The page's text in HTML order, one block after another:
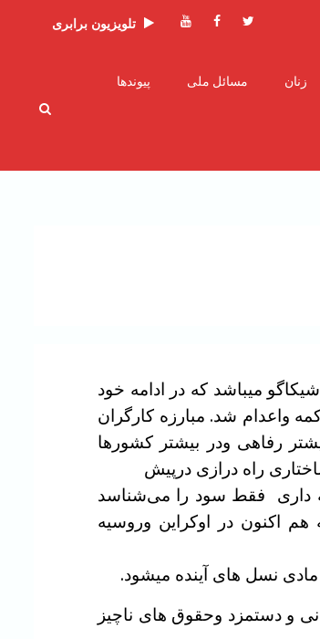
توئیترفیسبوکیوتیوب تلویزیون برابری
زنان مسائل ملی پیوندها
مه روز همبستگی جهانی کارگران و یادآور نبرد سخت وقهرمانانه کارگران آمریکا در ماه مه 1886در شیکاگو میباشد که در ادامه خود
واعدام شد. مبارزه کارگران
رفاهی ودر بیشتر کشورها
راه درازی درپیش
داری فقط سود را می‌شناسد
اکنون در اوکراین وروسیه
نسل های آینده میشود.
و دستمزد وحقوق های ناچیز